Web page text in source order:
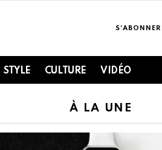
S'ABONNER
STYLE CULTURE VIDÉO
À LA UNE